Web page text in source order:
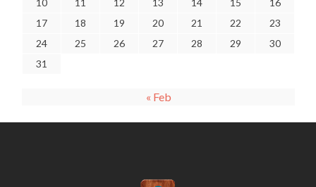
10
11 12 13 14 15
16
17
18 19 20 21 22
23
24
25 26 27 28 29
30
31
« Feb